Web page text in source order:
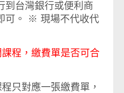
到台灣銀行或便利商
可。 ※ 現場不代收代
程，繳費單是否可合
只對應一張繳費單，